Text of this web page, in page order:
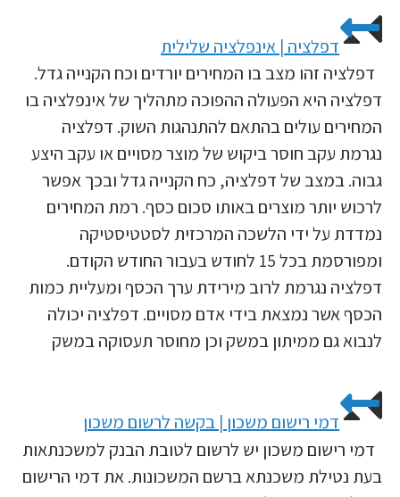
דפלציה | אינפלציה שלילית
דפלציה זהו מצב בו המחירים יורדים וכח הקנייה גדל.
דפלציה היא הפעולה ההפוכה מתהליך של אינפלציה בו
המחירים עולים בהתאם להתנהגות השוק. דפלציה
נגרמת עקב חוסר ביקוש של מוצר מסויים או עקב היצע
גבוה. במצב של דפלציה, כח הקנייה גדל ובכך אפשר
לרכוש יותר מוצרים באותו סכום כסף. רמת המחירים
נמדדת על ידי הלשכה המרכזית לסטטיסטיקה
ומפורסמת בכל 15 לחודש בעבור החודש הקודם.
דפלציה נגרמת לרוב מירידת ערך הכסף ומעליית כמות
הכסף אשר נמצאת בידי אדם מסויים. דפלציה יכולה
לנבוא גם ממיתון במשק וכן מחוסר תעסוקה במשק
דמי רישום משכון | בקשה לרשום משכון
דמי רישום משכון יש לרשום לטובת הבנק למשכנתאות
בעת נטילת משכנתא ברשם המשכונות. את דמי הרישום